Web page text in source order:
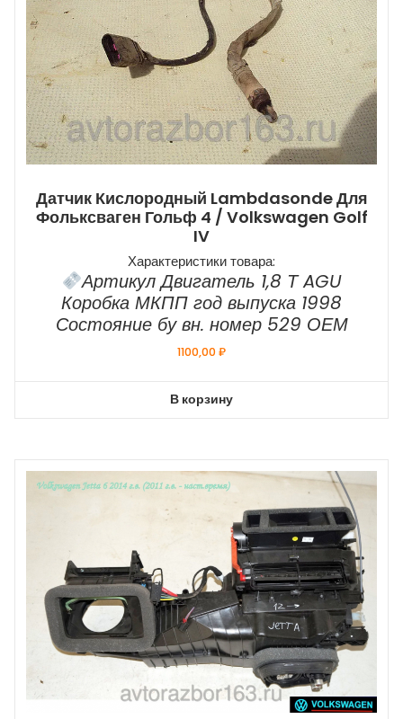
Датчик Кислородный Lambdasonde Для
Фольксваген Гольф 4 / Volkswagen Golf
IV
Характеристики товара:
Артикул Двигатель 1,8 Т AGU
Коробка МКПП год выпуска 1998
Состояние бу вн. номер 529 ОЕМ
1100,00₽
В корзину